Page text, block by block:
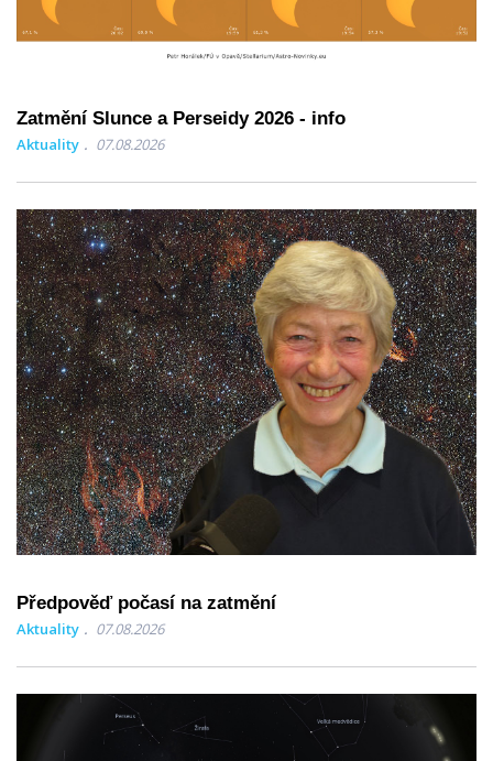
Zatmění Slunce a Perseidy 2026 - info
Aktuality 07.08.2026
Předpověď počasí na zatmění
Aktuality 07.08.2026